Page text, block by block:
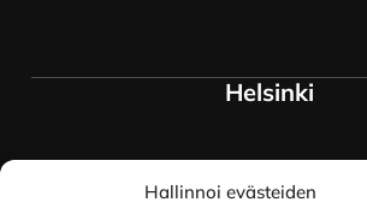
Hallinnoi evästeiden
Helsinki
Myymälä ja keskusvarasto
Siltavuorenranta 18